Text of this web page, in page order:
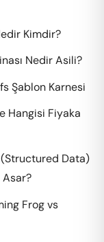
Kimdir?
Nedir Asili?
Şablon Karnesi
Hangisi Fiyaka
(Structured Data)
Frog vs